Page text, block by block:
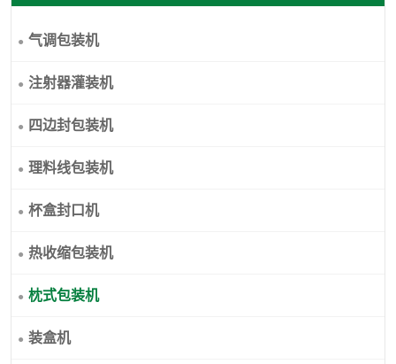
气调包装机
注射器灌装机
四边封包装机
理料线包装机
杯盒封口机
热收缩包装机
枕式包装机
装盒机